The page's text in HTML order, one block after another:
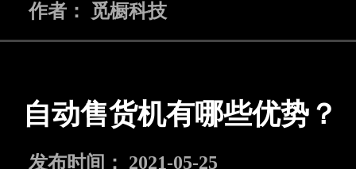
作者： 觅橱科技
自动售货机有哪些优势？
发布时间： 2021-05-25